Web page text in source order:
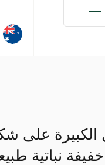
الكبيرة
نباتية